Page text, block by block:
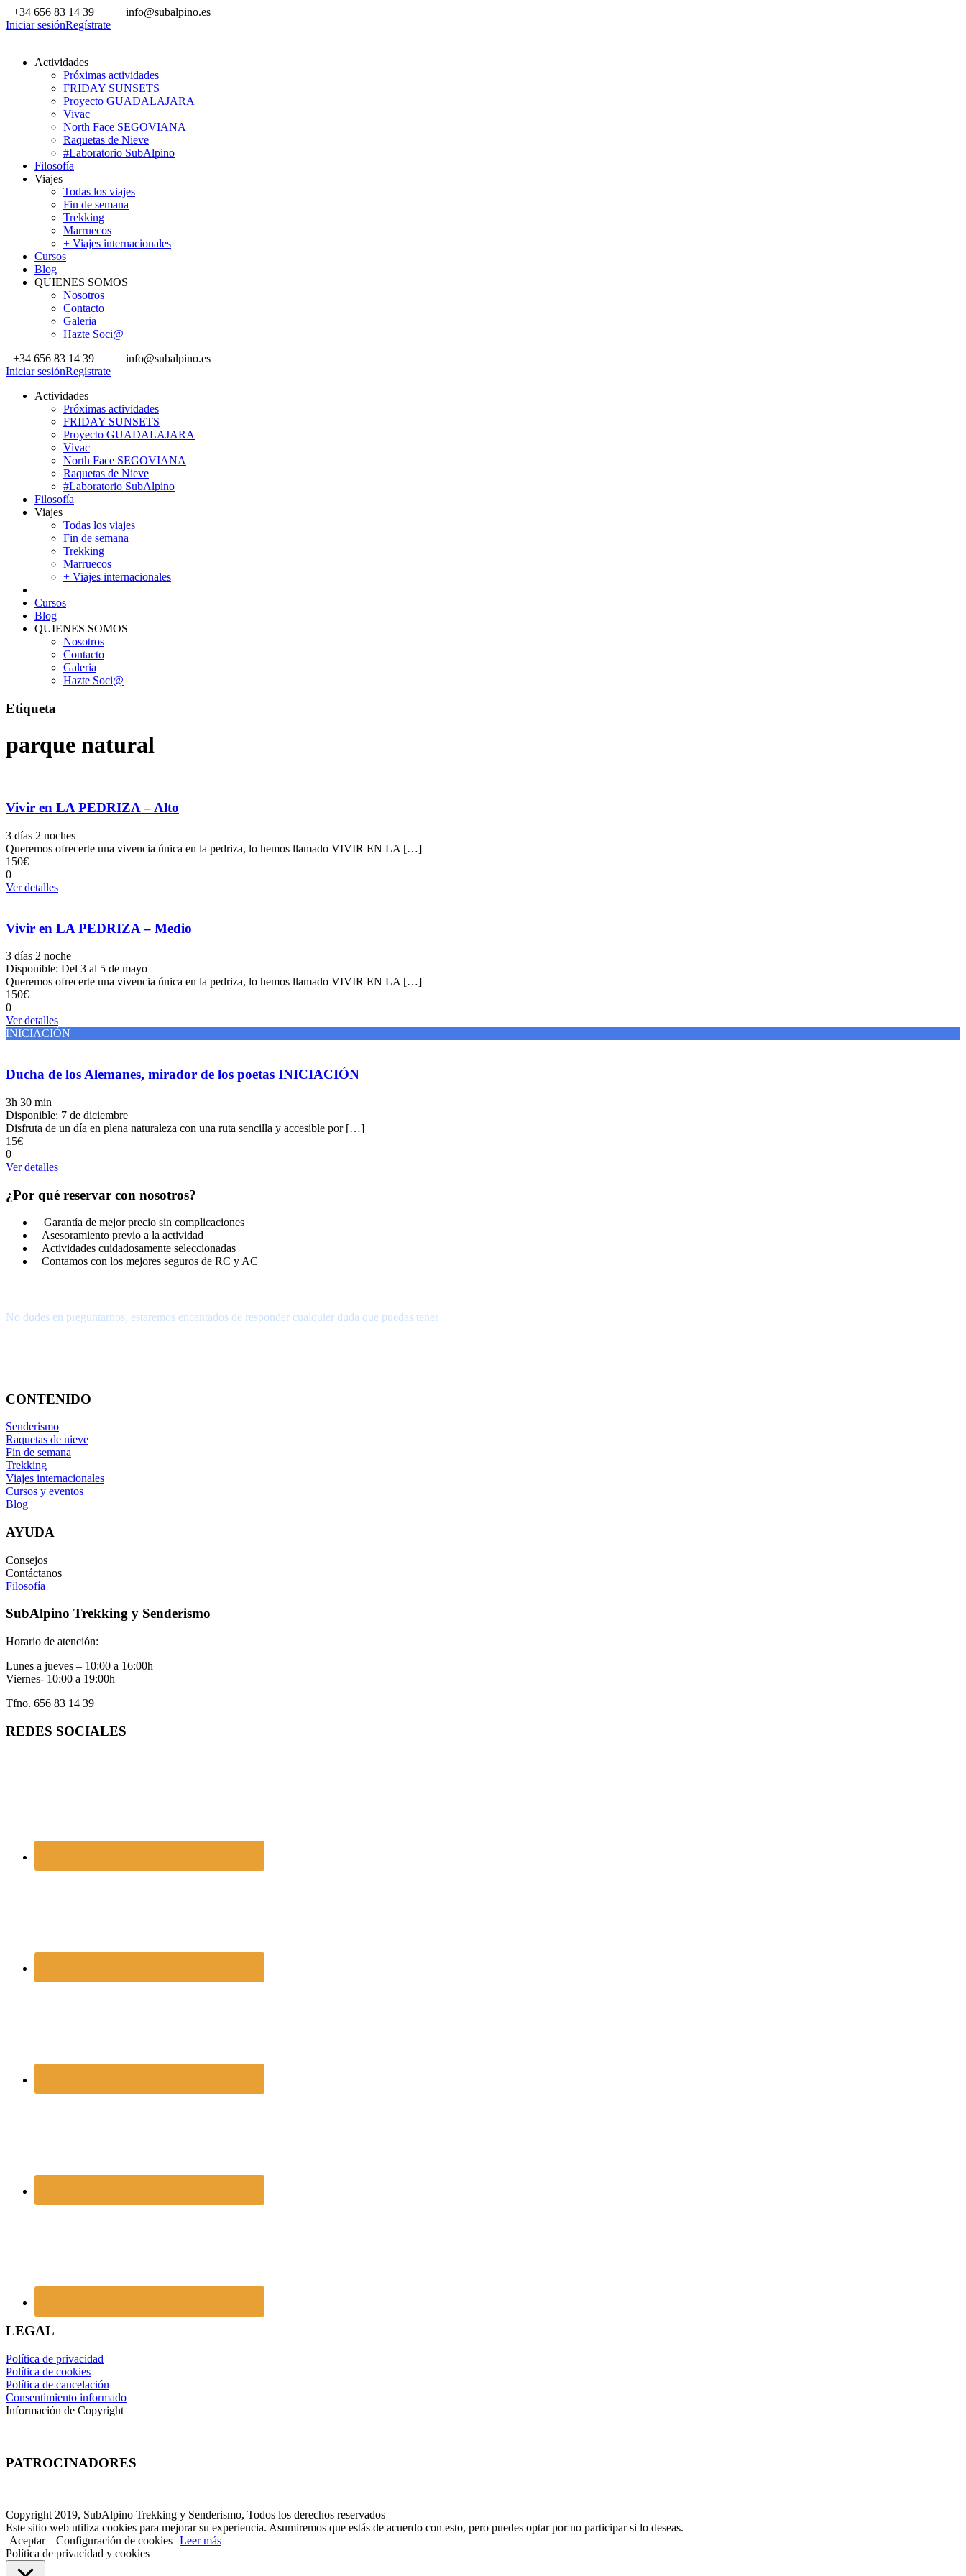
+34 656 83 14 39
info@subalpino.es
Iniciar sesiónRegístrate
Actividades
Próximas actividades
FRIDAY SUNSETS
Proyecto GUADALAJARA
Vivac
North Face SEGOVIANA
Raquetas de Nieve
#Laboratorio SubAlpino
Filosofía
Viajes
Todas los viajes
Fin de semana
Trekking
Marruecos
+ Viajes internacionales
Cursos
Blog
QUIENES SOMOS
Nosotros
Contacto
Galeria
Hazte Soci@
+34 656 83 14 39
info@subalpino.es
Iniciar sesiónRegístrate
Actividades
Próximas actividades
FRIDAY SUNSETS
Proyecto GUADALAJARA
Vivac
North Face SEGOVIANA
Raquetas de Nieve
#Laboratorio SubAlpino
Filosofía
Viajes
Todas los viajes
Fin de semana
Trekking
Marruecos
+ Viajes internacionales
Cursos
Blog
QUIENES SOMOS
Nosotros
Contacto
Galeria
Hazte Soci@
Etiqueta
parque natural
Vivir en LA PEDRIZA – Alto
3 días 2 noches
Queremos ofrecerte una vivencia única en la pedriza, lo hemos llamado VIVIR EN LA […]
150€
0
Ver detalles
Vivir en LA PEDRIZA – Medio
3 días 2 noche
Disponible: Del 3 al 5 de mayo
Queremos ofrecerte una vivencia única en la pedriza, lo hemos llamado VIVIR EN LA […]
150€
0
Ver detalles
INICIACIÓN
Ducha de los Alemanes, mirador de los poetas INICIACIÓN
3h 30 min
Disponible: 7 de diciembre
Disfruta de un día en plena naturaleza con una ruta sencilla y accesible por […]
15€
0
Ver detalles
¿Por qué reservar con nosotros?
Garantía de mejor precio sin complicaciones
Asesoramiento previo a la actividad
Actividades cuidadosamente seleccionadas
Contamos con los mejores seguros de RC y AC
No dudes en preguntarnos, estaremos encantados de responder cualquier duda que puedas tener
CONTENIDO
Senderismo
Raquetas de nieve
Fin de semana
Trekking
Viajes internacionales
Cursos y eventos
Blog
AYUDA
Consejos
Contáctanos
Filosofía
SubAlpino Trekking y Senderismo
Horario de atención:
Lunes a jueves – 10:00 a 16:00h
Viernes- 10:00 a 19:00h
Tfno. 656 83 14 39
REDES SOCIALES
LEGAL
Política de privacidad
Política de cookies
Política de cancelación
Consentimiento informado
Información de Copyright
PATROCINADORES
Copyright 2019, SubAlpino Trekking y Senderismo, Todos los derechos reservados
Este sitio web utiliza cookies para mejorar su experiencia. Asumiremos que estás de acuerdo con esto, pero puedes optar por no participar si lo deseas.
Aceptar
Configuración de cookies Leer más
Política de privacidad y cookies